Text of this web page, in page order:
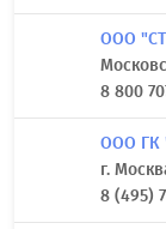
ООО
8 800
ООО ГК
г.
8 (495)